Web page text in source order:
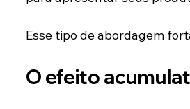
Esse tipo de abordagem
O efeito